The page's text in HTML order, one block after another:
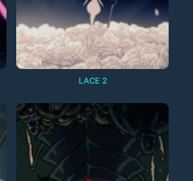
LACE 2